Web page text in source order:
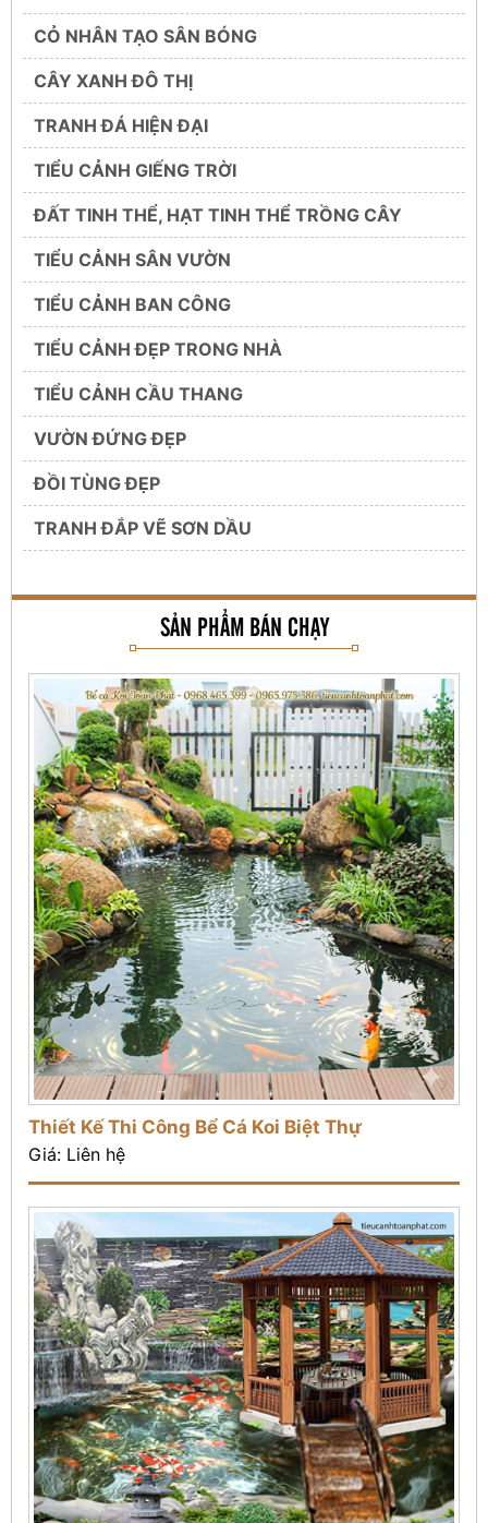
CỎ NHÂN TẠO SÂN BÓNG
CÂY XANH ĐÔ THỊ
TRANH ĐÁ HIỆN ĐẠI
TIỂU CẢNH GIẾNG TRỜI
ĐẤT TINH THỂ, HẠT TINH THỂ TRỒNG CÂY
TIỂU CẢNH SÂN VƯỜN
TIỂU CẢNH BAN CÔNG
TIỂU CẢNH ĐẸP TRONG NHÀ
TIỂU CẢNH CẦU THANG
VƯỜN ĐỨNG ĐẸP
ĐỒI TÙNG ĐẸP
TRANH ĐẮP VẼ SƠN DẦU
SẢN PHẨM BÁN CHẠY
Thiết Kế Thi Công Bể Cá Koi Biệt Thự
Giá: Liên hệ